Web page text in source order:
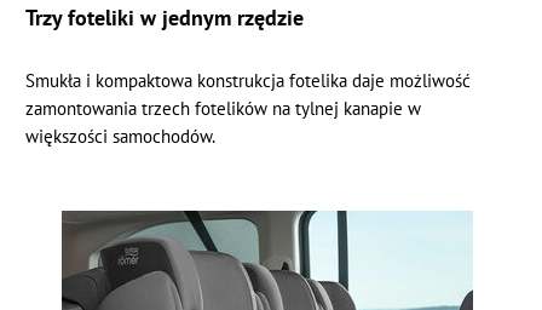
Trzy foteliki w jednym rzędzie
Smukła i kompaktowa konstrukcja fotelika daje możliwość
zamontowania trzech fotelików na tylnej kanapie w
większości samochodów.